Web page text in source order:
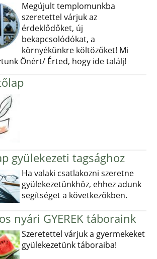
Megújult templomunkba
szeretettel várjuk az
érdeklődőket, új
bekapcsolódókat, a
környékünkre költözőket! Mi
Önért/ Érted, hogy ide találj!
gyülekezeti tagsághoz
Ha valaki csatlakozni szeretne
gyülekezetünkhöz, ehhez adunk
segítséget a következőkben.
nyári GYEREK táboraink
Szeretettel várjuk a gyermekeket
gyülekezetünk táboraiba!